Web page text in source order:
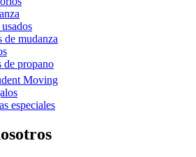
de mudanza
de propano
Moving
especiales